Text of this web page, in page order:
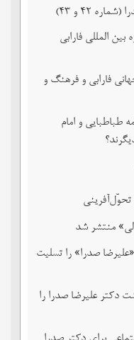
42 و 43)
المللی فارابی
فارابی و فرهنگ و
طباطبایی و امام
تحوّل‌آفرینی
منتشر شد
صدرا» را تسلیت
دکتر علیرضا صدرا را